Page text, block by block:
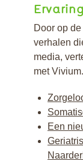
Door op
verhalen
media,
met Vivium.
Een